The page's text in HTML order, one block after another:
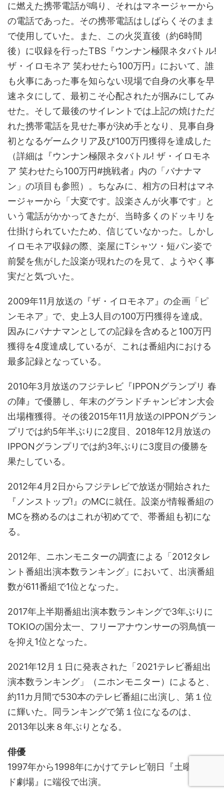
に燃えた携帯電話が鳴り、それはマネージャーから
の電話であった。その携帯電話はしばらくそのまま
で使用していた。また、この火災直後（約6時間
後）に収録を行ったTBS『ウンナン極限ネタバトル!
ザ・イロモネア 笑わせたら100万円』において、誰
も火事にあった事を知らない現場で自身の火事を早
速ネタにして、最初こそ心配されたが掴みにしてみ
せた。そして最後のサイレントでは上記の焼けただ
れた携帯電話を見せた事が決め手となり、見事自身
初となるゲームクリア及び100万円獲得を達成した
（詳細は『ウンナン極限ネタバトル! ザ・イロモネ
ア 笑わせたら100万円#挑戦者』内の「バナナマ
ン」の項目も参照）。ちなみに、相方の日村はマネ
ージャーから「大変です。設楽さんが火事です」と
いう電話がかかってきたが、当時多くのドッキリを
仕掛けられていたため、信じていなかった。しかし
イロモネア収録の際、楽屋にTシャツ・短パン姿で
前髪を焦がした設楽が現れたのを見て、ようやく事
実だと気づいた。
2009年11月放送の『ザ・イロモネア』の企画「ピ
ンモネア」で、史上3人目の100万円獲得を達成。
因みにバナナマンとしての記録を含めると100万円
獲得を4度達成しているが、これは番組内における
最多記録となっている。
2010年3月放送のフジテレビ『IPPONグランプリ 春
の陣』で優勝し、年末のグランドチャンピオン大会
出場権獲得。その後2015年11月放送のIPPONグラン
プリでは約5年半ぶりに2度目、2018年12月放送の
IPPONグランプリでは約3年ぶりに3度目の優勝を
果たしている。
2012年4月2日からフジテレビで放送が開始された
『ノンストップ!』のMCに就任。設楽が情報番組の
MCを務めるのはこれが初めてで、帯番組も初にな
る。
2012年、ニホンモニターの調査による「2012タレ
ント番組出演本数ランキング」において、出演番組
数が611番組で1位となった。
2017年上半期番組出演本数ランキングで3年ぶりに
TOKIOの国分太一、フリーアナウンサーの羽鳥慎一
を抑え1位となった。
2021年12月１日に発表された「2021テレビ番組出
演本数ランキング」（ニホンモニター）によると、
約11カ月間で530本のテレビ番組に出演し、第１位
に輝いた。同ランキングで第１位になるのは、
2013年以来８年ぶりとなる。
俳優
1997年から1998年にかけてテレビ朝日『土曜ワイ
ド劇場』に端役で出演。